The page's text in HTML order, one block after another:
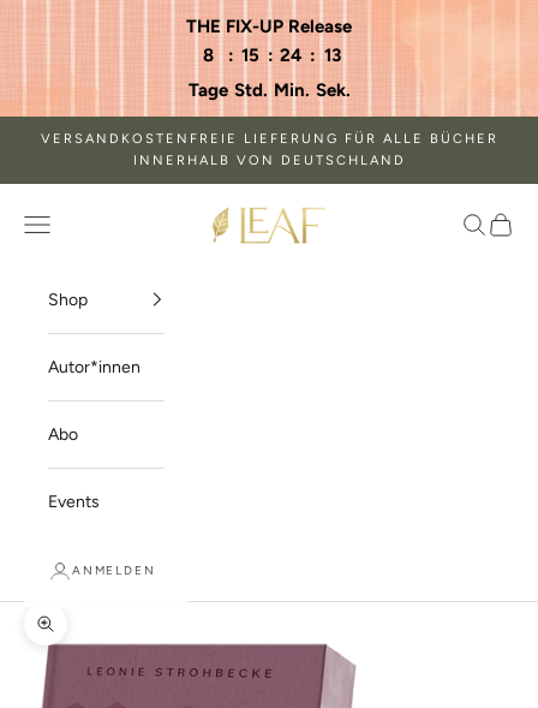
THE FIX-UP Release
8
Tage
: 15
Std.
: 24
Min.
: 13
Sek.
VERSANDKOSTENFREIE LIEFERUNG FÜR ALLE BÜCHER
INNERHALB VON DEUTSCHLAND
LEAF Verlagsshop
Menü Suchen
Shop
Autor*innen
Abo
Events
ANMELDEN
Bild vergrößern